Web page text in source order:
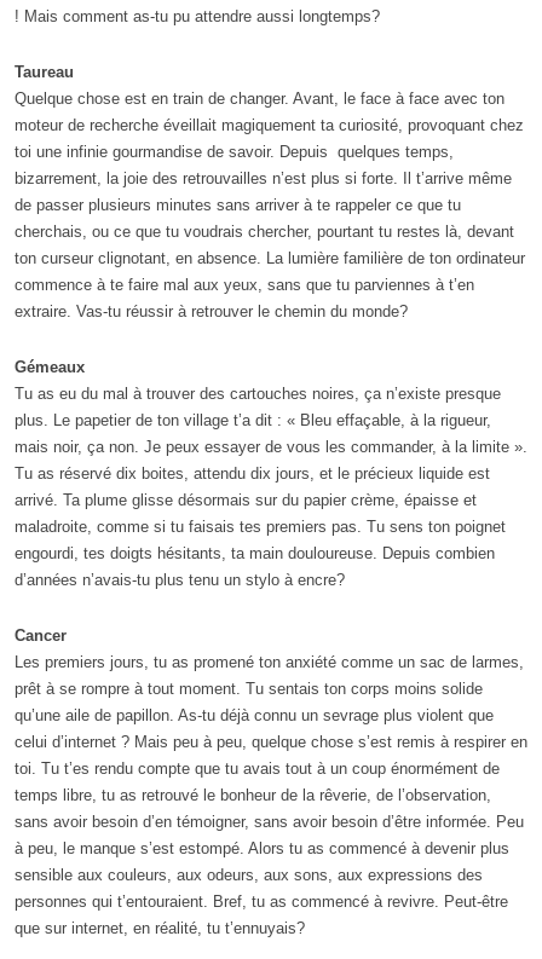
! Mais comment as-tu pu attendre aussi longtemps?
Taureau
Quelque chose est en train de changer. Avant, le face à face avec ton
moteur de recherche éveillait magiquement ta curiosité, provoquant chez
toi une infinie gourmandise de savoir. Depuis quelques temps,
bizarrement, la joie des retrouvailles n’est plus si forte. Il t’arrive même
de passer plusieurs minutes sans arriver à te rappeler ce que tu
cherchais, ou ce que tu voudrais chercher, pourtant tu restes là, devant
ton curseur clignotant, en absence. La lumière familière de ton ordinateur
commence à te faire mal aux yeux, sans que tu parviennes à t’en
extraire. Vas-tu réussir à retrouver le chemin du monde?
Gémeaux
Tu as eu du mal à trouver des cartouches noires, ça n’existe presque
plus. Le papetier de ton village t’a dit : « Bleu effaçable, à la rigueur,
mais noir, ça non. Je peux essayer de vous les commander, à la limite ».
Tu as réservé dix boites, attendu dix jours, et le précieux liquide est
arrivé. Ta plume glisse désormais sur du papier crème, épaisse et
maladroite, comme si tu faisais tes premiers pas. Tu sens ton poignet
engourdi, tes doigts hésitants, ta main douloureuse. Depuis combien
d’années n’avais-tu plus tenu un stylo à encre?
Cancer
Les premiers jours, tu as promené ton anxiété comme un sac de larmes,
prêt à se rompre à tout moment. Tu sentais ton corps moins solide
qu’une aile de papillon. As-tu déjà connu un sevrage plus violent que
celui d’internet ? Mais peu à peu, quelque chose s’est remis à respirer en
toi. Tu t’es rendu compte que tu avais tout à un coup énormément de
temps libre, tu as retrouvé le bonheur de la rêverie, de l’observation,
sans avoir besoin d’en témoigner, sans avoir besoin d’être informée. Peu
à peu, le manque s’est estompé. Alors tu as commencé à devenir plus
sensible aux couleurs, aux odeurs, aux sons, aux expressions des
personnes qui t’entouraient. Bref, tu as commencé à revivre. Peut-être
que sur internet, en réalité, tu t’ennuyais?